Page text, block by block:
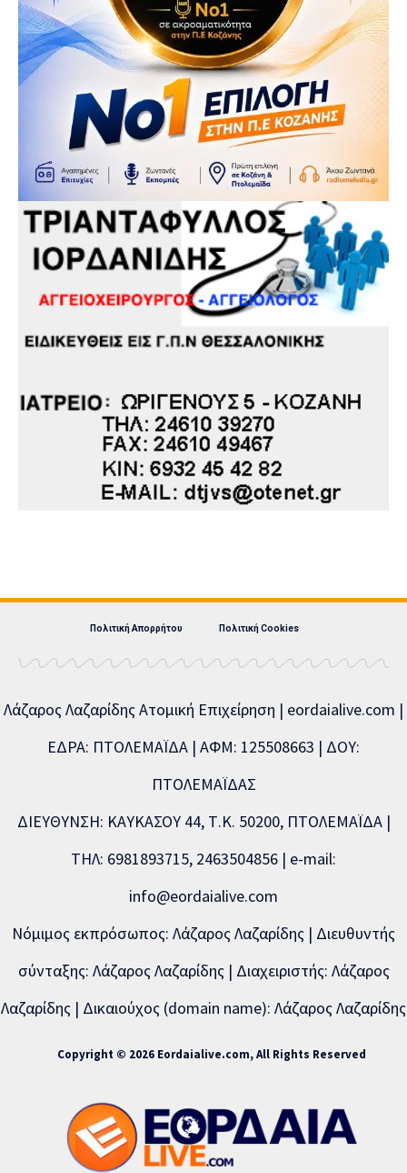
Πολιτική Απορρήτου Πολιτική Cookies
Λάζαρος Λαζαρίδης Ατομική Επιχείρηση | eordaialive.com |
ΕΔΡΑ: ΠΤΟΛΕΜΑΪΔΑ | ΑΦΜ: 125508663 | ΔΟΥ:
ΠΤΟΛΕΜΑΪΔΑΣ
ΔΙΕΥΘΥΝΣΗ: ΚΑΥΚΑΣΟΥ 44, Τ.Κ. 50200, ΠΤΟΛΕΜΑΪΔΑ |
ΤΗΛ: 6981893715, 2463504856 | e-mail:
info@eordaialive.com
Νόμιμος εκπρόσωπος: Λάζαρος Λαζαρίδης | Διευθυντής
σύνταξης: Λάζαρος Λαζαρίδης | Διαχειριστής: Λάζαρος
Λαζαρίδης | Δικαιούχος (domain name): Λάζαρος Λαζαρίδης
Copyright © 2026 Eordaialive.com, All Rights Reserved